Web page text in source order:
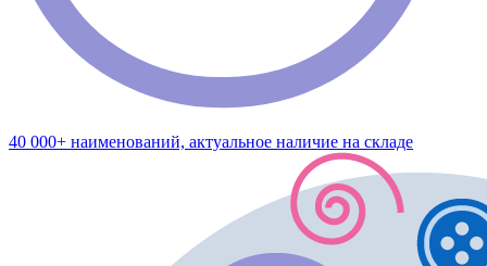
40 000+ наименований, актуальное наличие на складе